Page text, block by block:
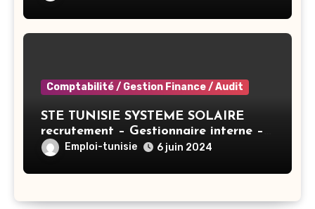
Comptabilité / Gestion Finance / Audit
STE TUNISIE SYSTEME SOLAIRE
recrutement – Gestionnaire interne –
TunisEmploi-tunisie 6 juin 2024